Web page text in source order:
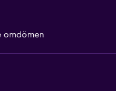
omdömen